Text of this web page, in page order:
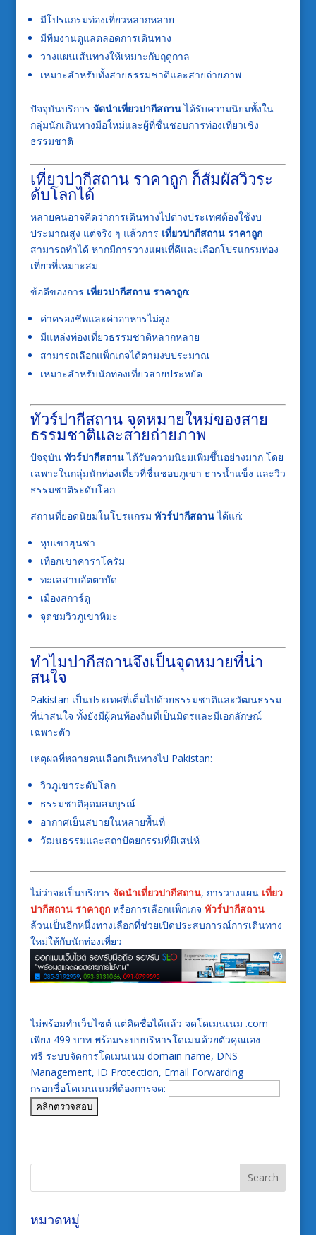
มีโปรแกรมท่องเที่ยวหลากหลาย
มีทีมงานดูแลตลอดการเดินทาง
วางแผนเส้นทางให้เหมาะกับฤดูกาล
เหมาะสำหรับทั้งสายธรรมชาติและสายถ่ายภาพ
ปัจจุบันบริการ จัดนำเที่ยวปากีสถานได้รับความนิยมทั้งใน
กลุ่มนักเดินทางมือใหม่และผู้ที่ชื่นชอบการท่องเที่ยวเชิง
ธรรมชาติ
เที่ยวปากีสถาน ราคาถูก ก็สัมผัสวิวระ
ดับโลกได้
หลายคนอาจคิดว่าการเดินทางไปต่างประเทศต้องใช้งบ
ประมาณสูง แต่จริง ๆ แล้วการ เที่ยวปากีสถาน ราคาถูก
สามารถทำได้ หากมีการวางแผนที่ดีและเลือกโปรแกรมท่อง
เที่ยวที่เหมาะสม
ข้อดีของการ เที่ยวปากีสถาน ราคาถูก:
ค่าครองชีพและค่าอาหารไม่สูง
มีแหล่งท่องเที่ยวธรรมชาติหลากหลาย
สามารถเลือกแพ็กเกจได้ตามงบประมาณ
เหมาะสำหรับนักท่องเที่ยวสายประหยัด
ทัวร์ปากีสถาน จุดหมายใหม่ของสาย
ธรรมชาติและสายถ่ายภาพ
ปัจจุบัน ทัวร์ปากีสถานได้รับความนิยมเพิ่มขึ้นอย่างมาก โดย
เฉพาะในกลุ่มนักท่องเที่ยวที่ชื่นชอบภูเขา ธารน้ำแข็ง และวิว
ธรรมชาติระดับโลก
สถานที่ยอดนิยมในโปรแกรม ทัวร์ปากีสถานได้แก่:
หุบเขาฮุนซา
เทือกเขาคาราโครัม
ทะเลสาบอัตตาบัด
เมืองสการ์ดู
จุดชมวิวภูเขาหิมะ
ทำไมปากีสถานจึงเป็นจุดหมายที่น่า
สนใจ
Pakistan เป็นประเทศที่เต็มไปด้วยธรรมชาติและวัฒนธรรม
ที่น่าสนใจ ทั้งยังมีผู้คนท้องถิ่นที่เป็นมิตรและมีเอกลักษณ์
เฉพาะตัว
เหตุผลที่หลายคนเลือกเดินทางไป Pakistan:
วิวภูเขาระดับโลก
ธรรมชาติอุดมสมบูรณ์
อากาศเย็นสบายในหลายพื้นที่
วัฒนธรรมและสถาปัตยกรรมที่มีเสน่ห์
ไม่ว่าจะเป็นบริการ จัดนำเที่ยวปากีสถาน, การวางแผน เที่ยว
ปากีสถาน ราคาถูกหรือการเลือกแพ็กเกจ ทัวร์ปากีสถาน
ล้วนเป็นอีกหนึ่งทางเลือกที่ช่วยเปิดประสบการณ์การเดินทาง
ใหม่ให้กับนักท่องเที่ยว
ไม่พร้อมทำเว็บไซต์ แต่คิดชื่อได้แล้ว จดโดเมนเนม .com
เพียง 499 บาท พร้อมระบบบริหารโดเมนด้วยตัวคุณเอง
ฟรี ระบบจัดการโดเมนเนม domain name, DNS
Management, ID Protection, Email Forwarding
กรอกชื่อโดเมนเนมที่ต้องการจด:
หมวดหมู่